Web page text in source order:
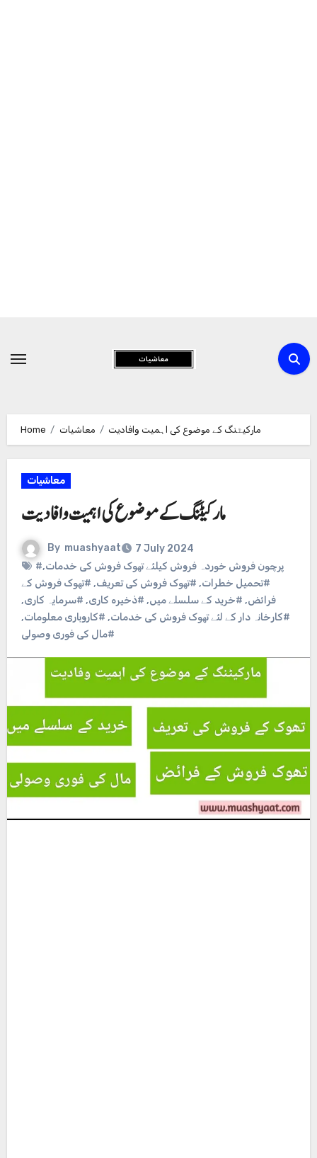
Content
Home معاشیات مارکیٹنگ کے موضوع کی اہمیت وافادیت
معاشیات
مارکیٹنگ کے موضوع کی اہمیت وافادیت
By muashyaat
7 July 2024
#پرچون فروش خوردہ فروش کیلئے تھوک فروش کی خدمات,
#تحمیل خطرات, #تھوک فروش کی تعریف, #تھوک فروش کے
فرائض, #خرید کے سلسلے میں, #ذخیره کاری, #سرمایہ کاری,
#کارخانہ دار کے لئے تھوک فروش کی خدمات, #کاروباری معلومات,
#مال کی فوری وصولی